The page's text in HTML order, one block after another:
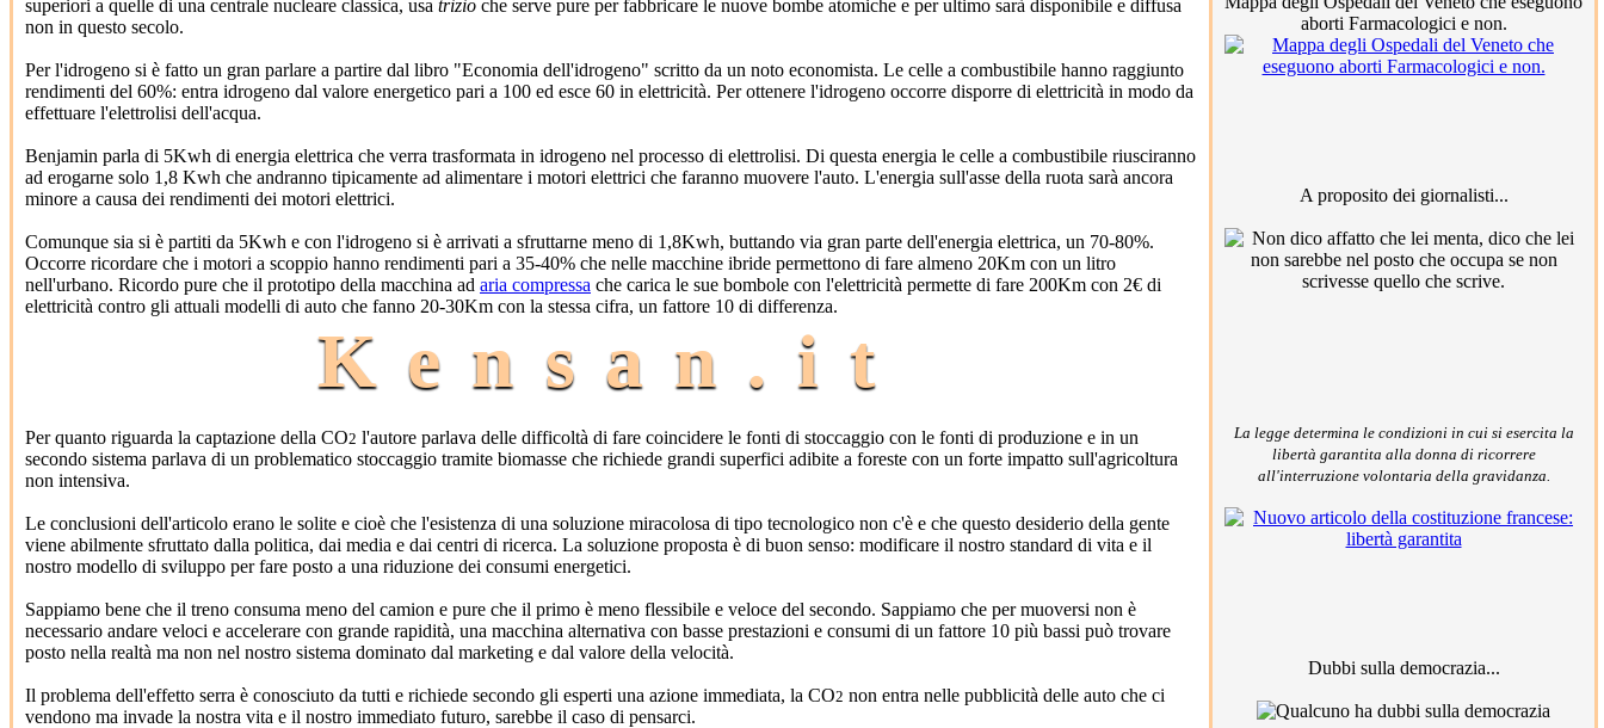
superiori a quelle di una centrale nucleare classica, usa trizio che serve pure per fabbricare le nuove bombe atomiche e per ultimo sarà disponibile e diffusa
non in questo secolo.
Per l'idrogeno si è fatto un gran parlare a partire dal libro "Economia dell'idrogeno" scritto da un noto economista. Le celle a combustibile hanno raggiunto
rendimenti del 60%: entra idrogeno dal valore energetico pari a 100 ed esce 60 in elettricità. Per ottenere l'idrogeno occorre disporre di elettricità in modo da
effettuare l'elettrolisi dell'acqua.
Benjamin parla di 5Kwh di energia elettrica che verra trasformata in idrogeno nel processo di elettrolisi. Di questa energia le celle a combustibile riusciranno
ad erogarne solo 1,8 Kwh che andranno tipicamente ad alimentare i motori elettrici che faranno muovere l'auto. L'energia sull'asse della ruota sarà ancora
minore a causa dei rendimenti dei motori elettrici.
Comunque sia si è partiti da 5Kwh e con l'idrogeno si è arrivati a sfruttarne meno di 1,8Kwh, buttando via gran parte dell'energia elettrica, un 70-80%.
Occorre ricordare che i motori a scoppio hanno rendimenti pari a 35-40% che nelle macchine ibride permettono di fare almeno 20Km con un litro
nell'urbano. Ricordo pure che il prototipo della macchina ad aria compressa che carica le sue bombole con l'elettricità permette di fare 200Km con 2€ di
elettricità contro gli attuali modelli di auto che fanno 20-30Km con la stessa cifra, un fattore 10 di differenza.
Kensan.it
Per quanto riguarda la captazione della CO2 l'autore parlava delle difficoltà di fare coincidere le fonti di stoccaggio con le fonti di produzione e in un
secondo sistema parlava di un problematico stoccaggio tramite biomasse che richiede grandi superfici adibite a foreste con un forte impatto sull'agricoltura
non intensiva.
Le conclusioni dell'articolo erano le solite e cioè che l'esistenza di una soluzione miracolosa di tipo tecnologico non c'è e che questo desiderio della gente
viene abilmente sfruttato dalla politica, dai media e dai centri di ricerca. La soluzione proposta è di buon senso: modificare il nostro standard di vita e il
nostro modello di sviluppo per fare posto a una riduzione dei consumi energetici.
Sappiamo bene che il treno consuma meno del camion e pure che il primo è meno flessibile e veloce del secondo. Sappiamo che per muoversi non è
necessario andare veloci e accelerare con grande rapidità, una macchina alternativa con basse prestazioni e consumi di un fattore 10 più bassi può trovare
posto nella realtà ma non nel nostro sistema dominato dal marketing e dal valore della velocità.
Il problema dell'effetto serra è conosciuto da tutti e richiede secondo gli esperti una azione immediata, la CO2 non entra nelle pubblicità delle auto che ci
vendono ma invade la nostra vita e il nostro immediato futuro, sarebbe il caso di pensarci.
aborti Farmacologici e non.
A proposito dei giornalisti...
La legge determina le condizioni in cui si esercita la
libertà garantita alla donna di ricorrere
all'interruzione volontaria della gravidanza.
Dubbi sulla democrazia...